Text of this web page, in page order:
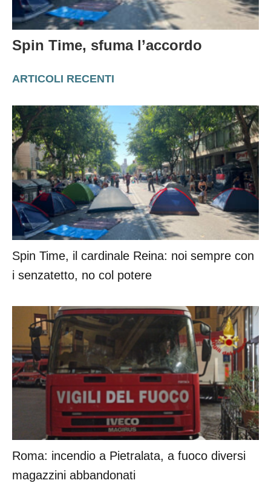
Spin Time, sfuma l’accordo
ARTICOLI RECENTI
Spin Time, il cardinale Reina: noi sempre con
i senzatetto, no col potere
Roma: incendio a Pietralata, a fuoco diversi
magazzini abbandonati